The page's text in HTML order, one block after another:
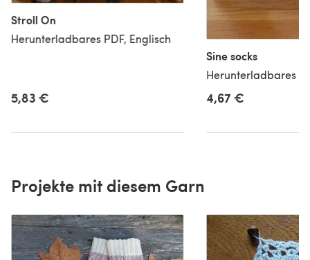
Stroll On
Herunterladbares PDF, Englisch
5,83 €
Sine socks
Herunterladbares
4,67 €
Projekte mit diesem Garn